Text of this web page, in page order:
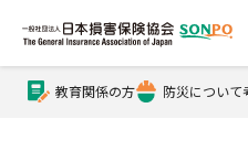
公式Xアカウント
教育関係の方 防災について